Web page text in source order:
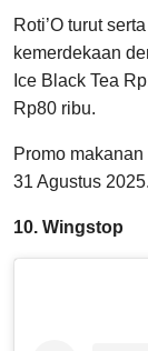
Roti’O turut
kemerdekaan
Ice Black Tea
Rp80 ribu.
Promo
31 Agustus 2025.
10. Wingstop